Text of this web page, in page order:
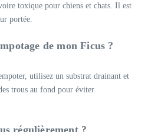
toxique pour chiens et chats. Il est
portée.
de mon Ficus ?
utilisez un substrat drainant et
trous au fond pour éviter
régulièrement ?